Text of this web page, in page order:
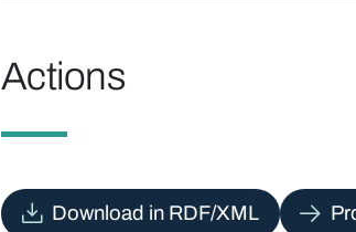
Actions
Download in RDF/XML